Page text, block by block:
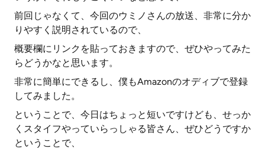
前回じゃなくて、今回のウミノさんの放送、非常に分か
りやすく説明されているので、
概要欄にリンクを貼っておきますので、ぜひやってみた
らどうかなと思います。
非常に簡単にできるし、僕もAmazonのオディブで登録
してみました。
ということで、今日はちょっと短いですけども、せっか
くスタイフやっていらっしゃる皆さん、ぜひどうですか
ということで、